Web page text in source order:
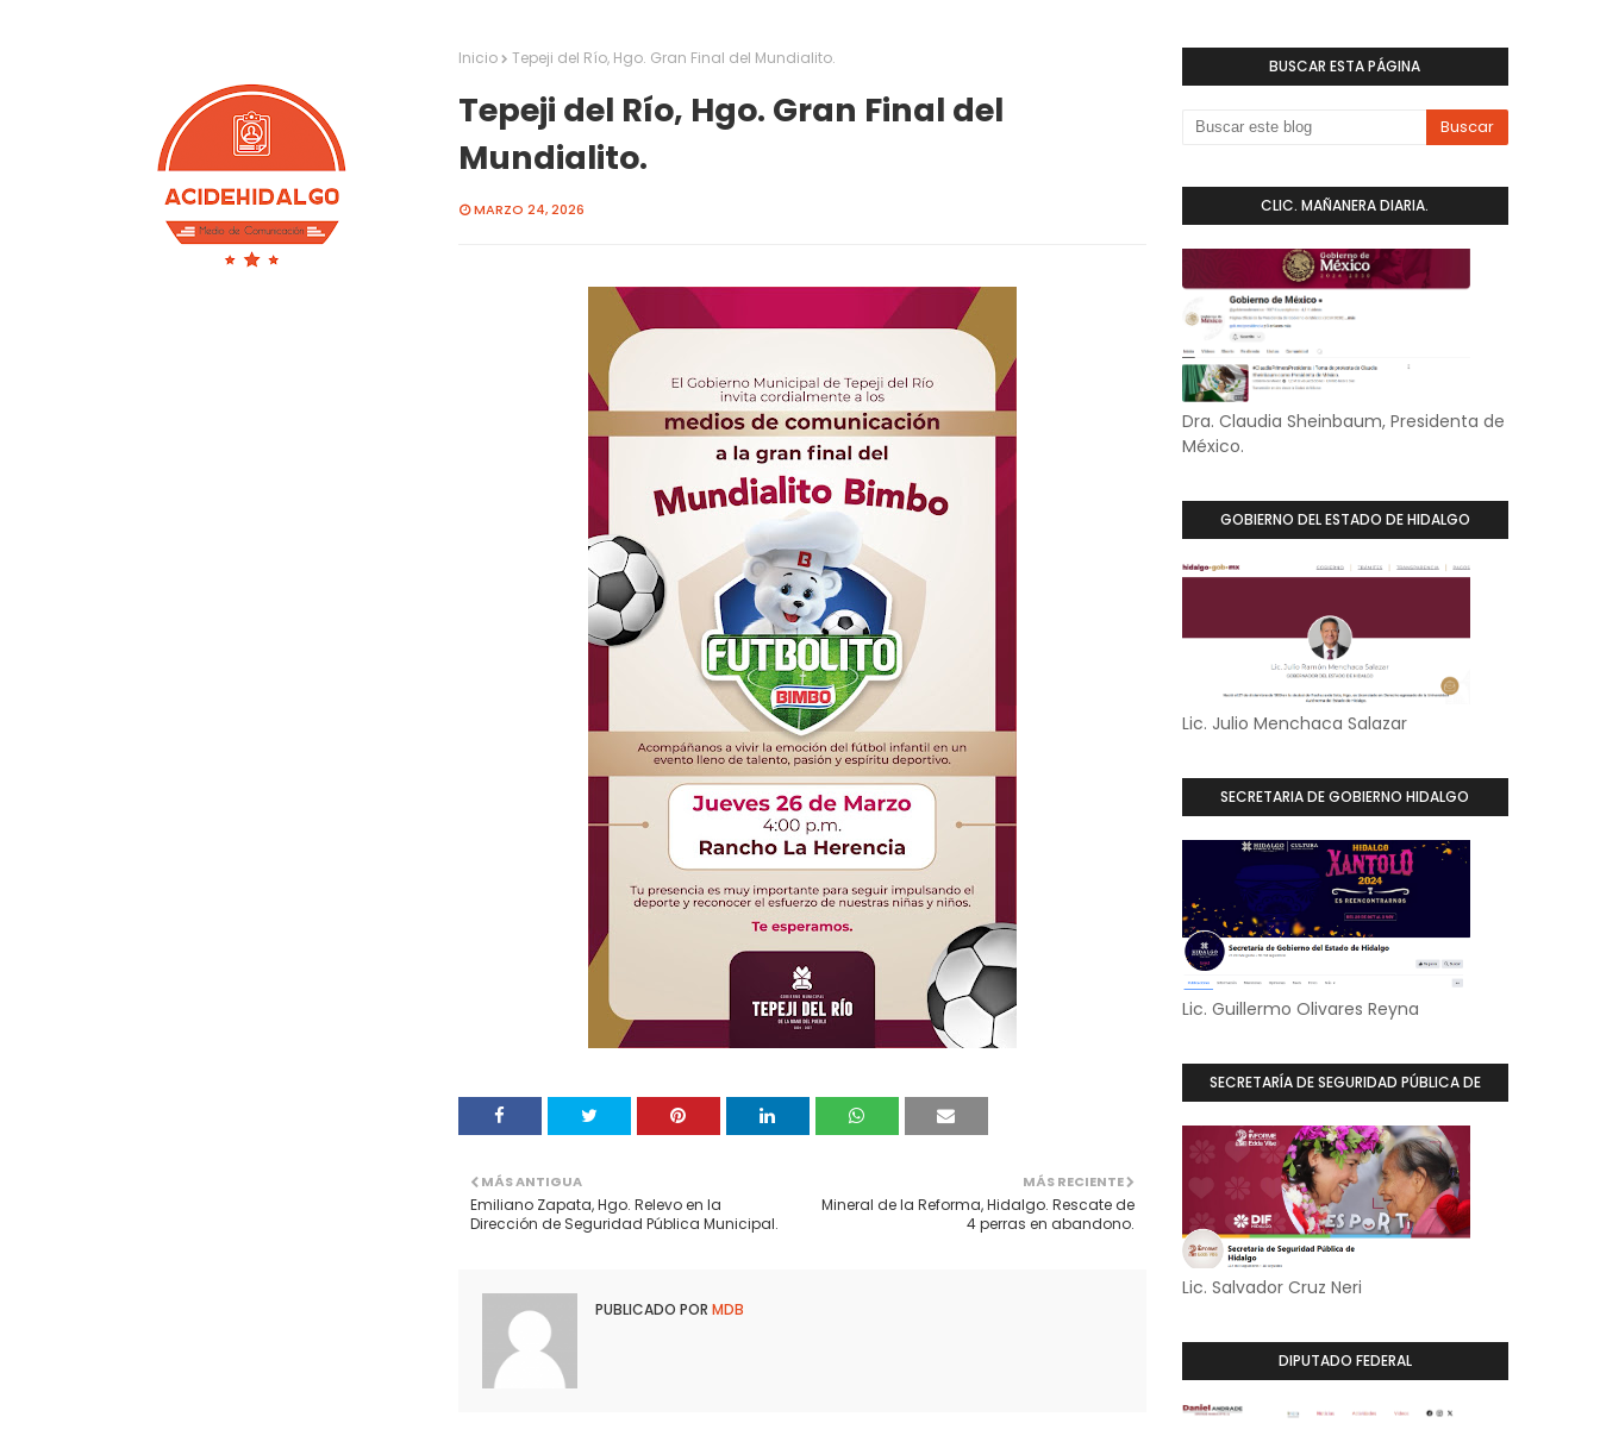
Inicio Tepeji del Río, Hgo. Gran Final del Mundialito.
Tepeji del Río, Hgo. Gran Final del
Mundialito.
MARZO 24, 2026
MÁS RECIENTE
Mineral de la Reforma, Hidalgo. Rescate de
4 perras en abandono.
MÁS ANTIGUA
Emiliano Zapata, Hgo. Relevo en la
Dirección de Seguridad Pública Municipal.
PUBLICADO POR MDB
BUSCAR ESTA PÁGINA
CLIC. MAÑANERA DIARIA.
Dra. Claudia Sheinbaum, Presidenta de
México.
GOBIERNO DEL ESTADO DE HIDALGO
Lic. Julio Menchaca Salazar
SECRETARIA DE GOBIERNO HIDALGO
Lic. Guillermo Olivares Reyna
SECRETARÍA DE SEGURIDAD PÚBLICA DE
Lic. Salvador Cruz Neri
DIPUTADO FEDERAL